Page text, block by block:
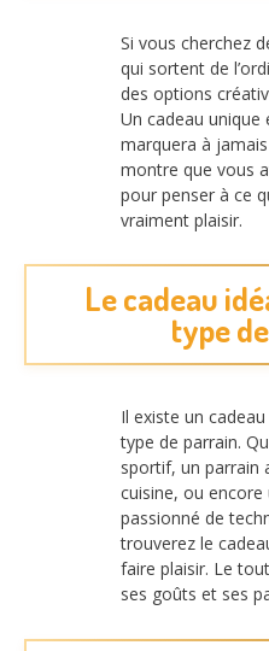
Si vous cherchez
qui sortent de
des options
Un cadeau unique
marquera à
montre que vous
pour penser à ce
vraiment plaisir.
Le cadeau
type
Il existe un
type de parrain.
sportif, un parrain
cuisine, ou encore
passionné de
trouverez le
faire plaisir. Le
ses goûts et ses